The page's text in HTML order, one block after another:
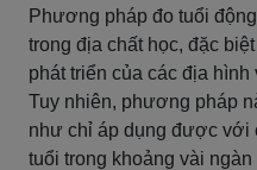
Phương pháp đo tuổi
trong địa chất học, đặc
phát triển của các địa
Tuy nhiên, phương pháp
như chỉ áp dụng được với
tuổi trong khoảng vài